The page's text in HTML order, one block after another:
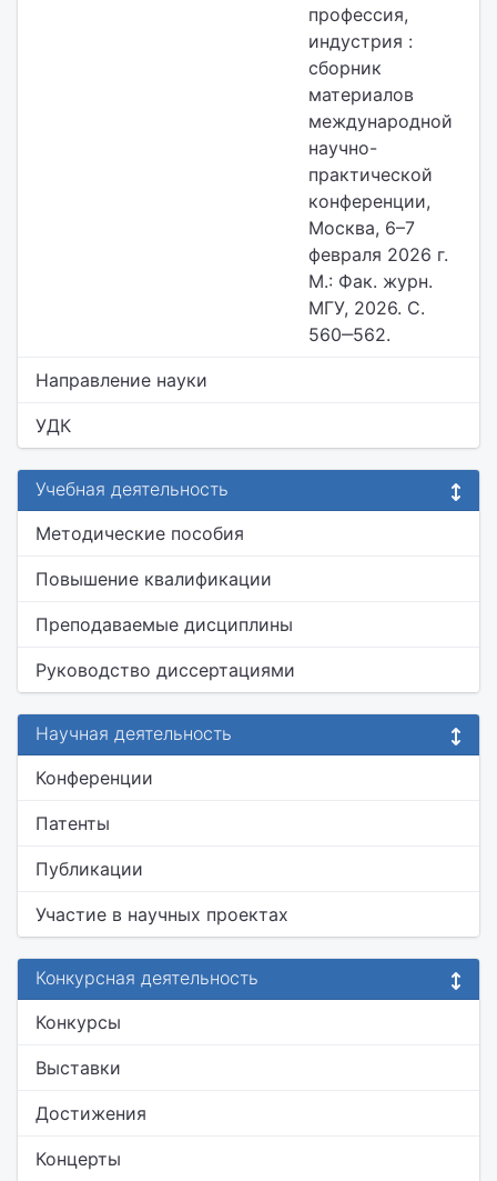
профессия,
индустрия :
сборник
материалов
международной
научно-
практической
конференции,
Москва, 6–7
февраля 2026 г.
М.: Фак. журн.
МГУ, 2026. С.
560‒562.
Направление науки
УДК
Учебная деятельность
Методические пособия
Повышение квалификации
Преподаваемые дисциплины
Руководство диссертациями
Научная деятельность
Конференции
Патенты
Публикации
Участие в научных проектах
Конкурсная деятельность
Конкурсы
Выставки
Достижения
Концерты